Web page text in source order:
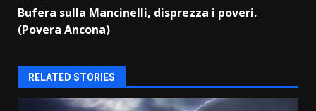
Bufera sulla Mancinelli, disprezza i poveri.
(Povera Ancona)
RELATED STORIES